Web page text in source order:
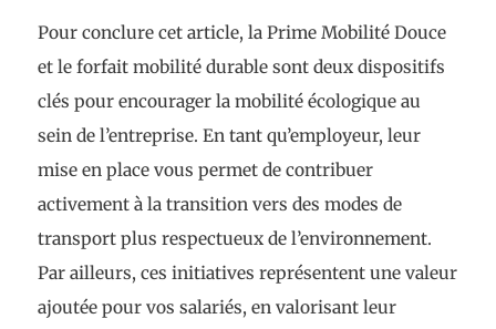
Pour conclure cet article, la Prime Mobilité Douce
et le forfait mobilité durable sont deux dispositifs
clés pour encourager la mobilité écologique au
sein de l’entreprise. En tant qu’employeur, leur
mise en place vous permet de contribuer
activement à la transition vers des modes de
transport plus respectueux de l’environnement.
Par ailleurs, ces initiatives représentent une valeur
ajoutée pour vos salariés, en valorisant leur